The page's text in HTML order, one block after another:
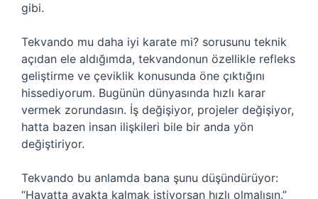
gibi.
Tekvando mu daha iyi karate mi? sorusunu teknik
açıdan ele aldığımda, tekvandonun özellikle refleks
geliştirme ve çeviklik konusunda öne çıktığını
hissediyorum. Bugünün dünyasında hızlı karar
vermek zorundasın. İş değişiyor, projeler değişiyor,
hatta bazen insan ilişkileri bile bir anda yön
değiştiriyor.
Tekvando bu anlamda bana şunu düşündürüyor:
“Hayatta ayakta kalmak istiyorsan hızlı olmalısın.”